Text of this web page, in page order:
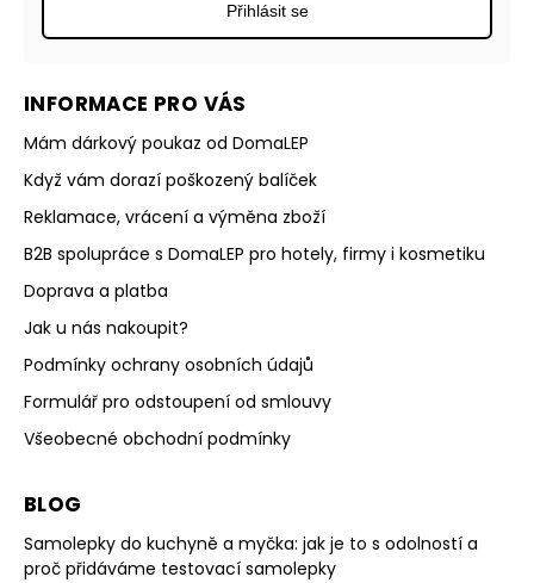
INFORMACE PRO VÁS
Mám dárkový poukaz od DomaLEP
Když vám dorazí poškozený balíček
Reklamace, vrácení a výměna zboží
B2B spolupráce s DomaLEP pro hotely, firmy i kosmetiku
Doprava a platba
Jak u nás nakoupit?
Podmínky ochrany osobních údajů
Formulář pro odstoupení od smlouvy
Všeobecné obchodní podmínky
BLOG
Samolepky do kuchyně a myčka: jak je to s odolností a
proč přidáváme testovací samolepky
Přihlásit se